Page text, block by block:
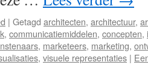
| Getagd architecten, architectuur,
, communicatiemiddelen, concepten,
, marketeers, marketing,
, visuele representaties |